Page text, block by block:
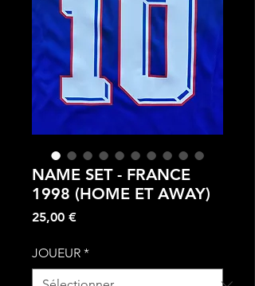
NAME SET - FRANCE
1998 (HOME ET AWAY)
25,00 €Prix
JOUEUR *